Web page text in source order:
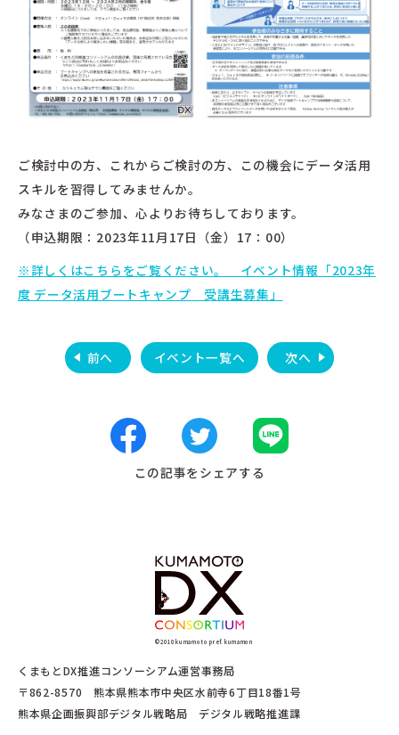
ご検討中の方、これからご検討の方、この機会にデータ活用
スキルを習得してみませんか。
みなさまのご参加、心よりお待ちしております。
（申込期限：2023年11月17日（金）17：00）
※詳しくはこちらをご覧ください。 イベント情報「2023年
度 データ活用ブートキャンプ 受講生募集」
前へ イベント一覧へ 次へ
この記事をシェアする
©2010 kumamoto pref. kumamon
くまもとDX推進コンソーシアム運営事務局
〒862-8570 熊本県熊本市中央区水前寺6丁目18番1号
熊本県企画振興部デジタル戦略局 デジタル戦略推進課